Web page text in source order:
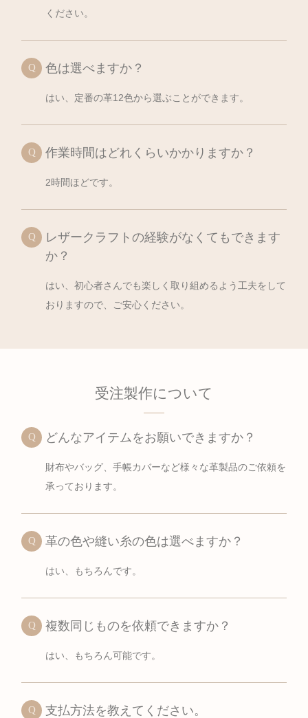
ください。
色は選べますか？
はい、定番の革12色から選ぶことができます。
作業時間はどれくらいかかりますか？
2時間ほどです。
レザークラフトの経験がなくてもできます
か？
はい、初心者さんでも楽しく取り組めるよう工夫をして
おりますので、ご安心ください。
受注製作について
どんなアイテムをお願いできますか？
財布やバッグ、手帳カバーなど様々な革製品のご依頼を
承っております。
革の色や縫い糸の色は選べますか？
はい、もちろんです。
複数同じものを依頼できますか？
はい、もちろん可能です。
支払方法を教えてください。